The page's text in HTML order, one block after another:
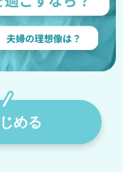
める